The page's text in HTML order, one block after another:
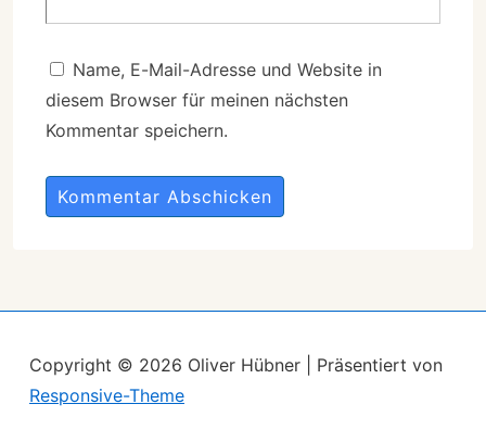
Name, E-Mail-Adresse und Website in
diesem Browser für meinen nächsten
Kommentar speichern.
Copyright © 2026 Oliver Hübner
| Präsentiert von
Responsive-Theme